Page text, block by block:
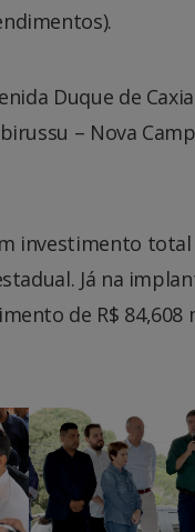
Duque de
– Nova
investimento
Já na
de R$ 84,608